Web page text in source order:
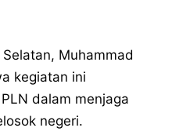
Muhammad
kegiatan ini
dalam menjaga
negeri.